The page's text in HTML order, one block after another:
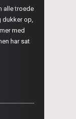
alle troede
op,
med
har sat